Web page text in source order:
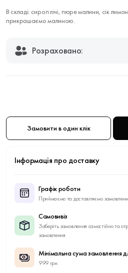
В складі: сироп лічі, пюре малини, сік
прикрашаємо малиною.
Розраховано:
Замовити в один клік
Інформація про доставку
Графік роботи
Приймаємо та доставляємо
Самовивіз
Заберіть замовлення самостійно та
замовлення
Мінімальна сума замовлення
999 грн.